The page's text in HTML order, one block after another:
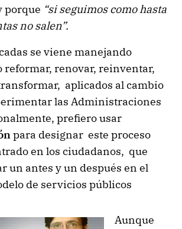
porque “si seguimos como hasta
no salen”.
se viene manejando
reformar, renovar, reinventar,
aplicados al cambio
las Administraciones
prefiero usar
para designar este proceso
en los ciudadanos, que
un antes y un después en el
de servicios públicos
Aunque